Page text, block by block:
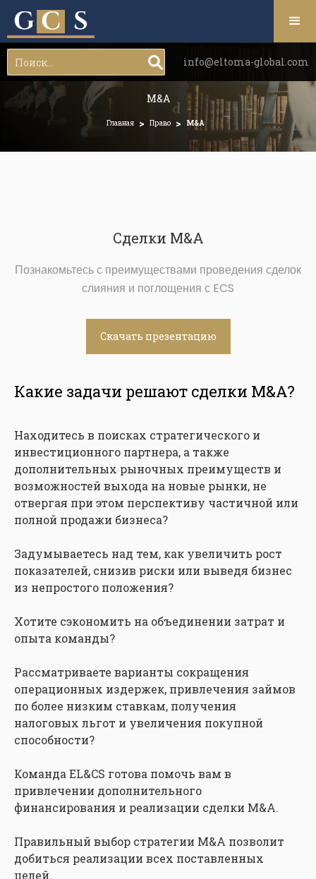
info@eltoma-global.com
M&A
Главная > Право > M&A
Сделки M&A
Познакомьтесь с преимуществами проведения сделок
слияния и поглощения с ECS
Скачать презентацию
Какие задачи решают сделки M&A?
Находитесь в поисках стратегического и
инвестиционного партнера, а также
дополнительных рыночных преимуществ и
возможностей выхода на новые рынки, не
отвергая при этом перспективу частичной или
полной продажи бизнеса?
Задумываетесь над тем, как увеличить рост
показателей, снизив риски или выведя бизнес
из непростого положения?
Хотите сэкономить на объединении затрат и
опыта команды?
Рассматриваете варианты сокращения
операционных издержек, привлечения займов
по более низким ставкам, получения
налоговых льгот и увеличения покупной
способности?
Команда EL&CS готова помочь вам в
привлечении дополнительного
финансирования и реализации сделки M&A.
Правильный выбор стратегии M&A позволит
добиться реализации всех поставленных
целей.